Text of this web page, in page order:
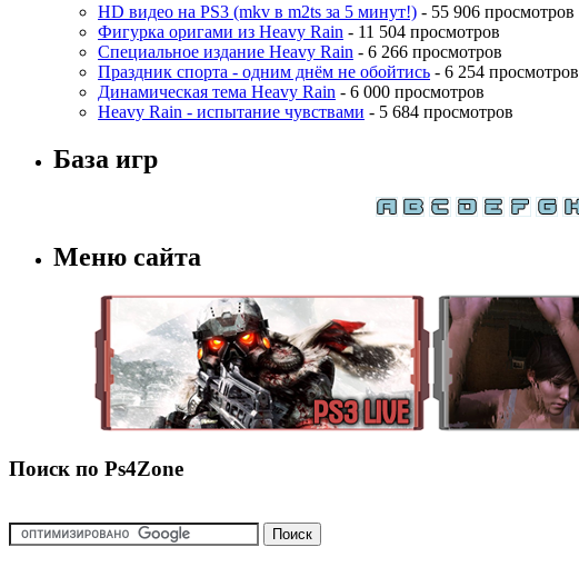
HD видео на PS3 (mkv в m2ts за 5 минут!) - 55 906 просмотров
Фигурка оригами из Heavy Rain - 11 504 просмотров
Специальное издание Heavy Rain - 6 266 просмотров
Праздник спорта - одним днём не обойтись - 6 254 просмотров
Динамическая тема Heavy Rain - 6 000 просмотров
Heavy Rain - испытание чувствами - 5 684 просмотров
База игр
Меню сайта
Поиск по Ps4Zone